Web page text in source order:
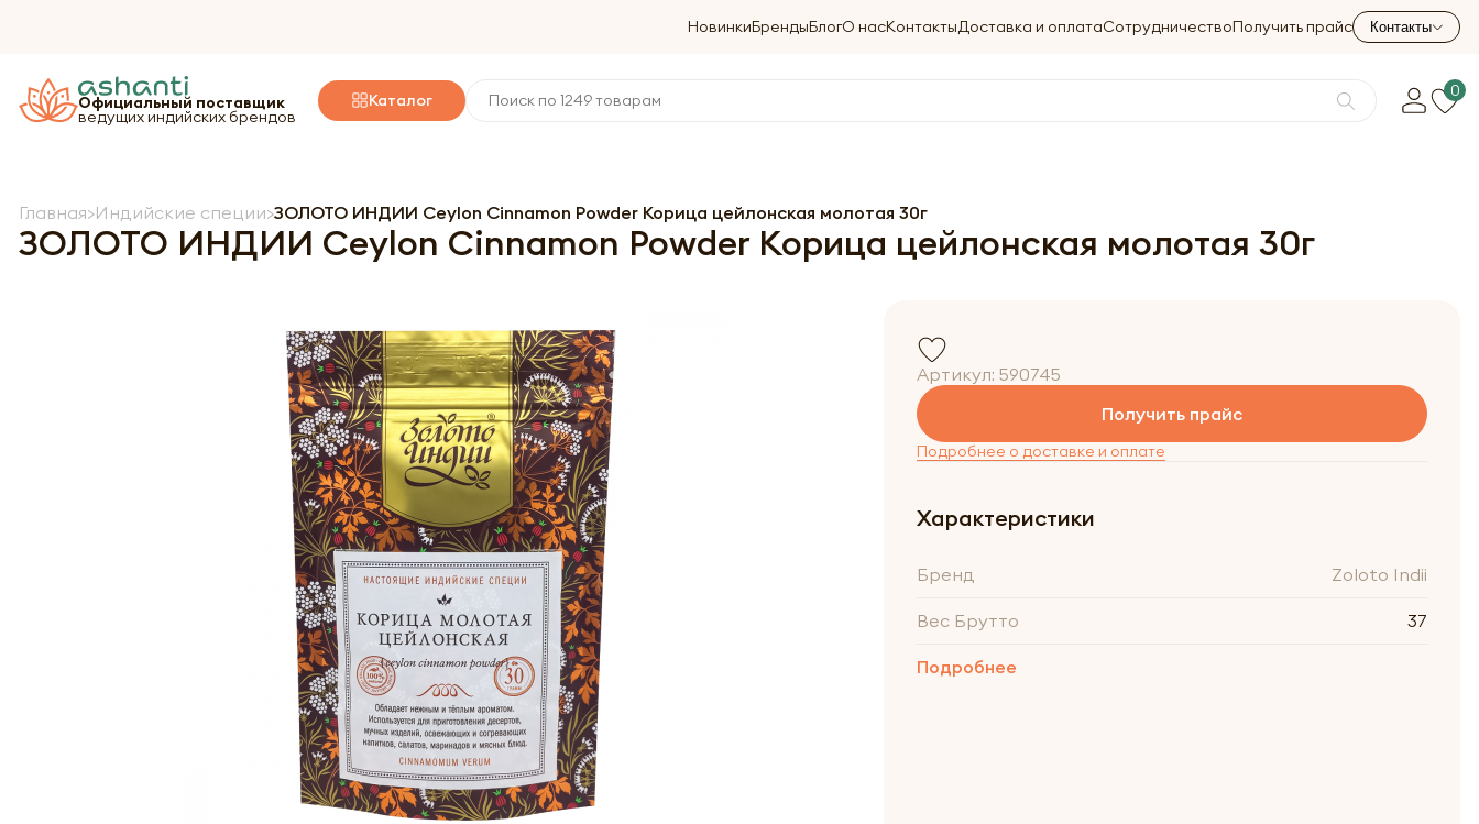
НовинкиБрендыБлогО насКонтактыДоставка и оплатаСотрудничествоПолучить прайс Контакты
Официальный поставщик
ведущих индийских брендов
Каталог 0
Главная Индийские специи ЗОЛОТО ИНДИИ Ceylon Cinnamon Powder Корица цейлонская молотая 30г
ЗОЛОТО ИНДИИ Ceylon Cinnamon Powder Корица цейлонская молотая 30г
Артикул: 590745
Получить прайс
Подробнее о доставке и оплате
Характеристики
Бренд Zoloto Indii
Вес Брутто 37
Подробнее